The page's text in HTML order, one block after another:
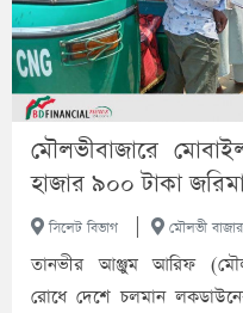
মৌলভীবাজারে
হাজার ৯০০ টাকা
সিলেট বিভাগ মৌলভী বাজার
তানভীর আঞ্জুম আরিফ
রোধে দেশে চলমান